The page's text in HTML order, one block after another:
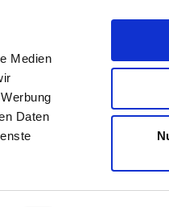
Medien
Daten